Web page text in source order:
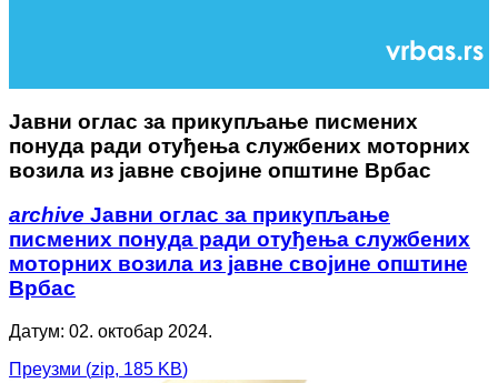
Јавни оглас за прикупљање писмених
понуда ради отуђења службених моторних
возила из јавне својине општине Врбас
archive Јавни оглас за прикупљање
писмених понуда ради отуђења службених
моторних возила из јавне својине општине
Врбас
Датум: 02. октобар 2024.
Преузми (zip, 185 KB)